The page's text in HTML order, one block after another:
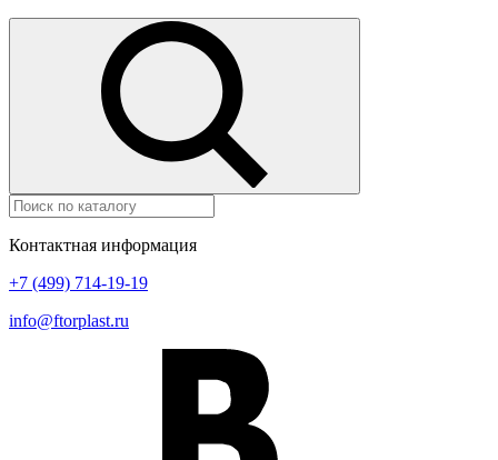
Контактная информация
+7 (499) 714-19-19
info@ftorplast.ru